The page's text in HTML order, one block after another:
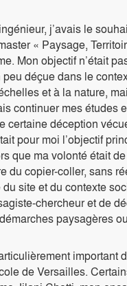
j’avais le
« Paysage,
Mon objectif n’était
déçue dans le
et à la nature,
continuer mes études
certaine déception
pour moi l’objectif
que ma volonté était
du copier-coller, sans
site et du contexte
chercheur et de
paysagères
important
de Versailles.